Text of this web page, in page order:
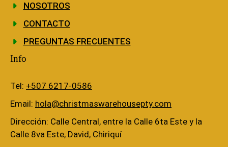
NOSOTROS
CONTACTO
PREGUNTAS FRECUENTES
Info
Tel: +507 6217-0586
Email: hola@christmaswarehousepty.com
Dirección: Calle Central, entre la Calle 6ta Este y la
Calle 8va Este, David, Chiriquí